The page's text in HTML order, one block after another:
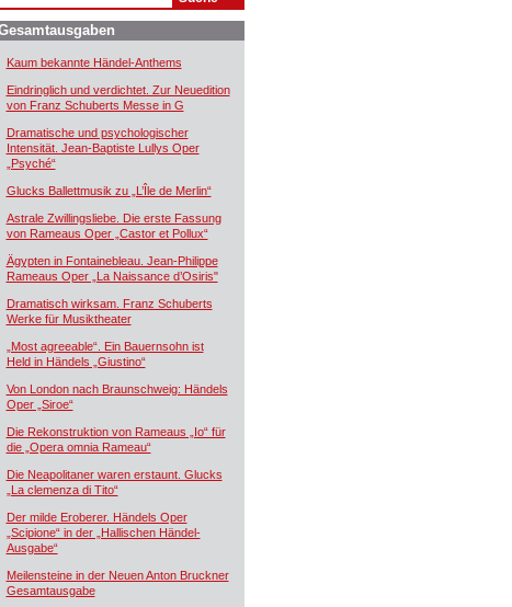
Kaum bekannte Händel-Anthems
Eindringlich und verdichtet. Zur Neuedition
von Franz Schuberts Messe in G
Dramatische und psychologischer
Intensität. Jean-Baptiste Lullys Oper
„Psyché“
Glucks Ballettmusik zu „L’Île de Merlin“
Astrale Zwillingsliebe. Die erste Fassung
von Rameaus Oper „Castor et Pollux“
Ägypten in Fontainebleau. Jean-Philippe
Rameaus Oper „La Naissance d’Osiris"
Dramatisch wirksam. Franz Schuberts
Werke für Musiktheater
„Most agreeable“. Ein Bauernsohn ist
Held in Händels „Giustino“
Von London nach Braunschweig: Händels
Oper „Siroe“
Die Rekonstruktion von Rameaus „Io“ für
die „Opera omnia Rameau“
Die Neapolitaner waren erstaunt. Glucks
„La clemenza di Tito“
Der milde Eroberer. Händels Oper
„Scipione“ in der „Hallischen Händel-
Ausgabe“
Meilensteine in der Neuen Anton Bruckner
Gesamtausgabe